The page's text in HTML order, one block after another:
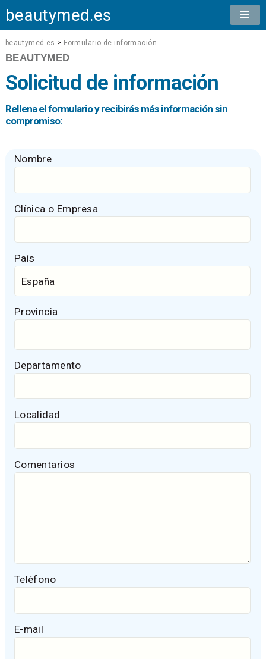
beautymed.es
beautymed.es > Formulario de información
BEAUTYMED
Solicitud de información
Rellena el formulario y recibirás más información sin
compromiso:
Nombre
Clínica o Empresa
País
Provincia
Departamento
Localidad
Comentarios
Teléfono
E-mail